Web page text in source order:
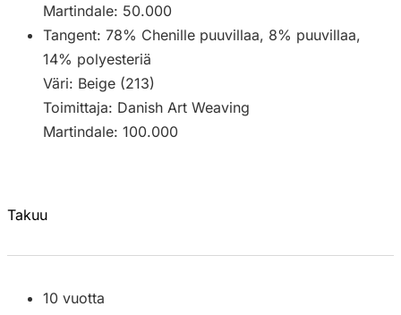
Martindale: 50.000
Tangent: 78% Chenille puuvillaa, 8% puuvillaa,
14% polyesteriä
Väri: Beige (213)
Toimittaja: Danish Art Weaving
Martindale: 100.000
Takuu
10 vuotta